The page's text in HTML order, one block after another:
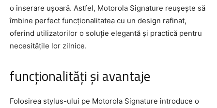
o inserare ușoară. Astfel, Motorola Signature reușește să
îmbine perfect funcționalitatea cu un design rafinat,
oferind utilizatorilor o soluție elegantă și practică pentru
necesitățile lor zilnice.
funcționalități și avantaje
Folosirea stylus-ului pe Motorola Signature introduce o